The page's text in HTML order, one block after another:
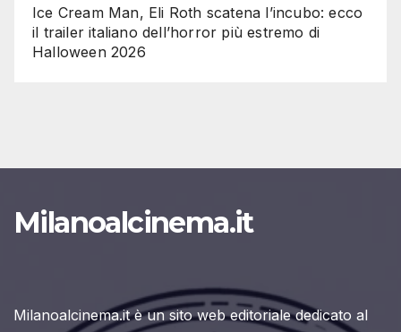
Ice Cream Man, Eli Roth scatena l’incubo: ecco
il trailer italiano dell’horror più estremo di
Halloween 2026
Milanoalcinema.it
Milanoalcinema.it è un sito web editoriale dedicato al